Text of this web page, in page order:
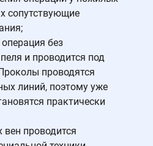
сопутствующие
без
и проводится под
проводятся
линий, поэтому уже
практически
проводится